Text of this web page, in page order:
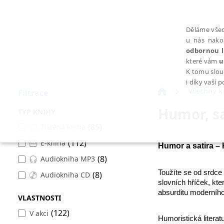
E-kniha (112)
Audiokniha MP3 (8)
Audiokniha CD (8)
VLASTNOSTI
V akci (122)
Humor a satira –
Toužíte se od
slovních hříček,
absurditu
Humoristická
Děláme
u nás
odbornou
které vám
K tomu
i díky vaší
NEZBYTNÉ